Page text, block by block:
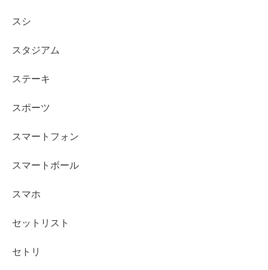
スシ
スタジアム
ステーキ
スポーツ
スマートフォン
スマートボール
スマホ
セットリスト
セトリ